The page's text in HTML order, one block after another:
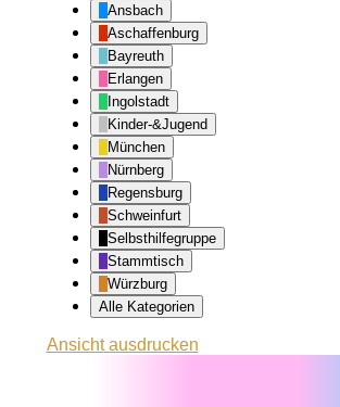
Ansbach
Aschaffenburg
Bayreuth
Erlangen
Ingolstadt
Kinder-&Jugend
München
Nürnberg
Regensburg
Schweinfurt
Selbsthilfegruppe
Stammtisch
Würzburg
Alle Kategorien
Ansichtausdrucken